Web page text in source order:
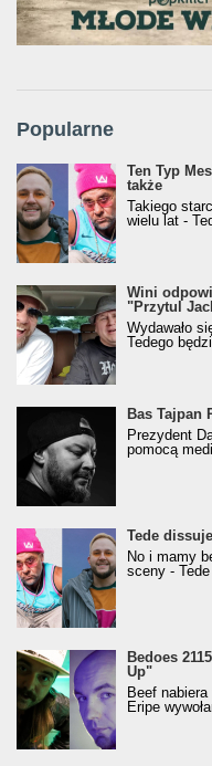
Popularne
Ten Typ
także
Takiego
wielu lat -
Wini
"Przytul
Wydawało
Tedego
Bas Tajpan
Prezydent
pomocą
Tede
No i mamy
sceny - Tede
Bedoes
Up"
Beef
Eripe